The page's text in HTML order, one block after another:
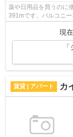
薬や日用品を買うのに
391mです。バルコニ
現
賃貸 | アパート カ